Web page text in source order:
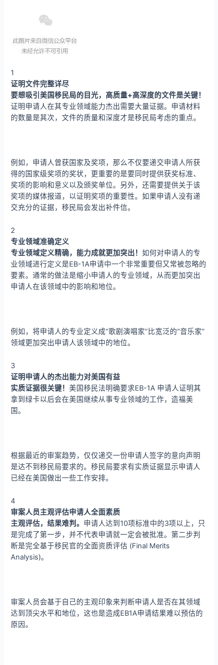
1
证明文件完整详尽
要想吸引美国移民局的目光，高质量+高深度的文件是关键！
证明申请人在其专业领域能力杰出需要大量证据。申请材料
的数量是其次，文件的质量和深度才是移民局考虑的重点。
例如，申请人曾获国家及奖项，那么不仅要递交申请人所获
得的国家级奖项的奖状，更重要的是要同时提供获奖标准、
奖项的影响和意义以及颁奖单位。另外，还需要提供关于该
奖项的媒体报道，以证明奖项的重要性。如果申请人没有递
交充分的证据，移民局会发出补件信。
2
专业领域准确定义
专业领域定义精确，能力成就更加突出！如何对申请人的专
业领域进行定义是EB-1A申请中一个非常重要但又常被忽略的
要素。通常的做法是缩小申请人的专业领域，从而更加突出
申请人在该领域中的影响和地位。
例如，将申请人的专业定义成“歌剧演唱家”比宽泛的“音乐家”
领域更加突出申请人该领域中的地位。
3
证明申请人的杰出能力对美国有益
实质证据很关键！美国移民法明确要求EB-1A 申请人证明其
拿到绿卡以后会在美国继续从事专业领域的工作，造福美
国。
根据最近的审案趋势，仅仅递交一份申请人签字的意向声明
是达不到移民局要求的。移民局要求有实质证据显示申请人
已经在美国做出一些工作安排。
4
审案人员主观评估申请人全面素质
主观评估，结果难判。 申请人达到10项标准中的3项以上，只
是完成了第一步，并不代表申请就一定会被批准。第二步判
断是完全基于移民官的全面资质评估 (Final Merits
Analysis)。
审案人员会基于自己的主观印象来判断申请人是否在其领域
达到顶尖水平和地位，这也是造成EB1A申请结果难以预估的
原因。